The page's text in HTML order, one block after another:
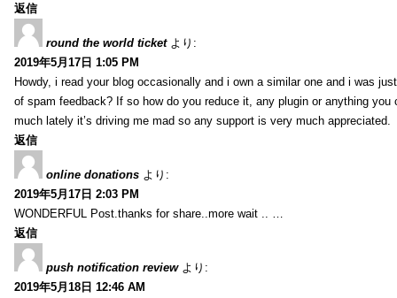
返信
round the world ticket より:
2019年5月17日 1:05 PM
Howdy, i read your blog occasionally and i own a similar one and i was
of spam feedback? If so how do you reduce it, any plugin or anything you
much lately it’s driving me mad so any support is very much appreciated.
返信
online donations より:
2019年5月17日 2:03 PM
WONDERFUL Post.thanks for share..more wait .. …
返信
push notification review より:
2019年5月18日 12:46 AM